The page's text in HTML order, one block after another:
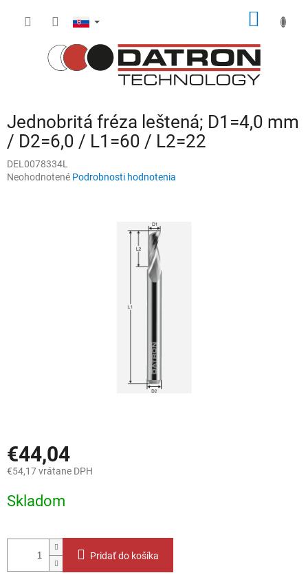
Jednobritá fréza leštená; D1=4,0 mm
/ D2=6,0 / L1=60 / L2=22
DEL0078334L
Priemerné
Neohodnotené Podrobnosti hodnotenia
€44,04
€54,17 vrátane DPH
cena:
Skladom
Pridať do košíka